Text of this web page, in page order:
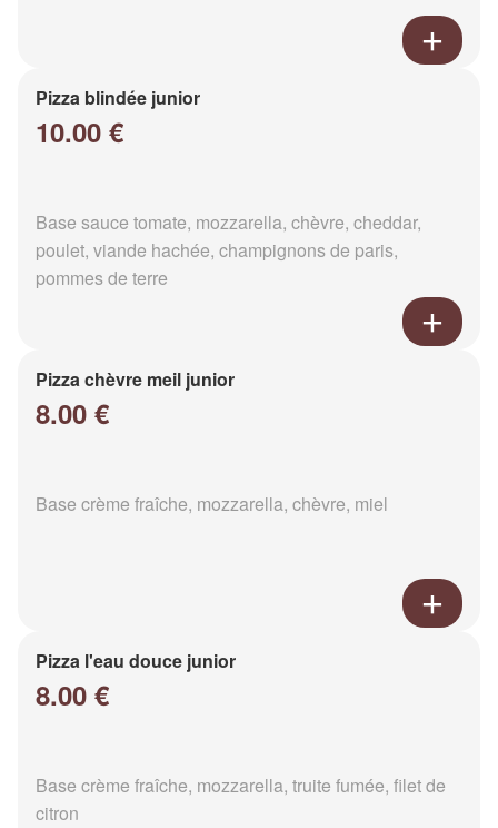
Pizza blindée junior
10.00 €
Base sauce tomate, mozzarella, chèvre, cheddar,
poulet, viande hachée, champignons de paris,
pommes de terre
Pizza chèvre meil junior
8.00 €
Base crème fraîche, mozzarella, chèvre, miel
Pizza l'eau douce junior
8.00 €
Base crème fraîche, mozzarella, truite fumée, filet de
citron